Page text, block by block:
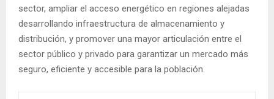
sector, ampliar el acceso energético en regiones alejadas
desarrollando infraestructura de almacenamiento y
distribución, y promover una mayor articulación entre el
sector público y privado para garantizar un mercado más
seguro, eficiente y accesible para la población.